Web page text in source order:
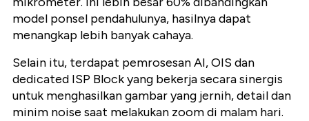
model ponsel pendahulunya, hasilnya dapat
menangkap lebih banyak cahaya.
Selain itu, terdapat pemrosesan AI, OIS dan
dedicated ISP Block yang bekerja secara sinergis
untuk menghasilkan gambar yang jernih, detail dan
minim noise saat melakukan zoom di malam hari.